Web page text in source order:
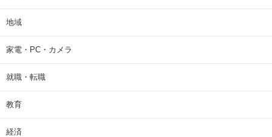
地域
家電・PC・カメラ
就職・転職
教育
経済